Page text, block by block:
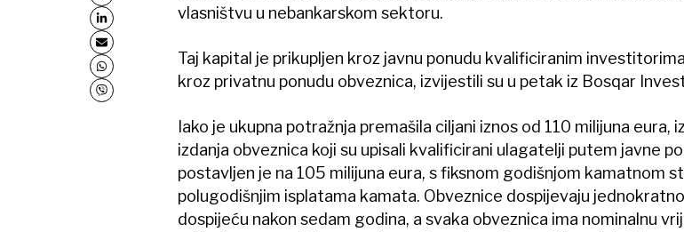
vlasništvu u nebankarskom sektoru.
Taj kapital je prikupljen kroz javnu ponudu kvalificiranim
kroz privatnu ponudu obveznica, izvijestili su u petak iz Bosqar
Iako je ukupna potražnja premašila ciljani iznos od 110 milijuna eura,
izdanja obveznica koji su upisali kvalificirani ulagatelji putem javne
postavljen je na 105 milijuna eura, s fiksnom godišnjom kamatnom
polugodišnjim isplatama kamata. Obveznice dospijevaju
dospijeću nakon sedam godina, a svaka obveznica ima nominalnu